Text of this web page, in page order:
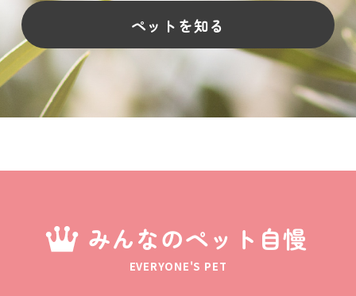
ペットを知る
みんなのペット自慢
EVERYONE'S PET